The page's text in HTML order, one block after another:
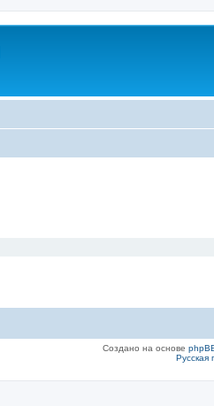
Создано на основе
Русская